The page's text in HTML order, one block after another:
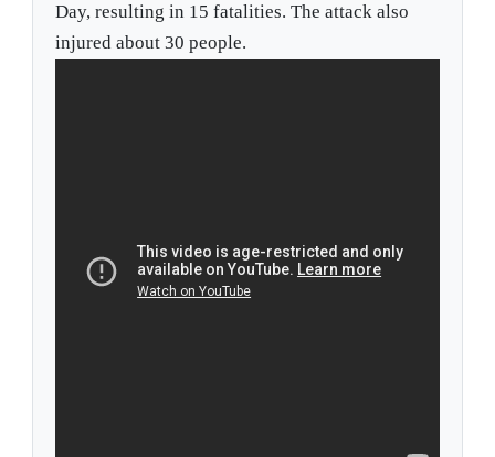
Day, resulting in 15 fatalities. The attack also
injured about 30 people.